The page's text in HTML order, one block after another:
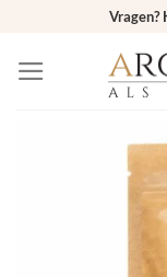
inhoud